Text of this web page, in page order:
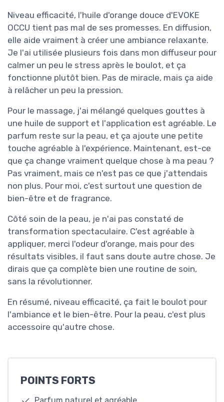
Niveau efficacité, l'huile d'orange douce d'EVOKE
OCCU tient pas mal de ses promesses. En diffusion,
elle aide vraiment à créer une ambiance relaxante.
Je l'ai utilisée plusieurs fois dans mon diffuseur pour
calmer un peu le stress après le boulot, et ça
fonctionne plutôt bien. Pas de miracle, mais ça aide
à relâcher un peu la pression.
Pour le massage, j'ai mélangé quelques gouttes à
une huile de support et l'application est agréable. Le
parfum reste sur la peau, et ça ajoute une petite
touche agréable à l'expérience. Maintenant, est-ce
que ça change vraiment quelque chose à ma peau ?
Pas vraiment, mais ce n'est pas ce que j'attendais
non plus. Pour moi, c'est surtout une question de
bien-être et de fragrance.
Côté soin de la peau, je n'ai pas constaté de
transformation spectaculaire. C'est agréable à
appliquer, merci l'odeur d'orange, mais pour des
résultats visibles, il faut sans doute autre chose. Je
dirais que ça complète bien une routine de soin,
sans la révolutionner.
En résumé, niveau efficacité, ça fait le boulot pour
l'ambiance et le bien-être. Pour la peau, c'est plus
accessoire qu'autre chose.
POINTS FORTS